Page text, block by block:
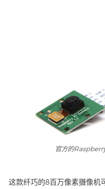
官方的
这款纤巧的8百万像素摄像机